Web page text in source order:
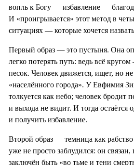
вопль к Богу — избавление —
И «проигрывается» этот метод в
ситуациях — которые хочется
Первый образ — это пустыня. Она
легко потерять путь: ведь всё
песок. Человек движется, ищет, но
«населённого города». У Евфимия
толкуется как небо; человек бродит
и выхода не видит. И тогда
и получить избавление.
Второй образ — темница как рабство
уже не просто заблудился: он
заключён быть «во тьме и тени